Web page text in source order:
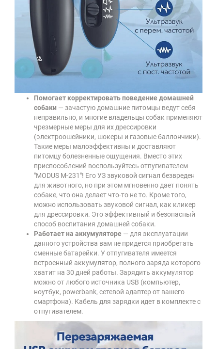
Помогает корректировать поведение домашней
собаки — зачастую домашние питомцы ведут себя
неправильно, и многие владельцы собак применяют
чрезмерные меры для их дрессировки
(электроошейники, шокеры и газовые баллончики).
Такие меры малоэффективны и доставляют
питомцу болезненные ощущения. Вместо этих
приспособлений воспользуйтесь отпугивателем
"MODUS М-231"! Его УЗ звуковой сигнал безвреден
для животного, но при этом мгновенно дает понять
собаке, что она делает что-то не то. Кроме того,
можно использовать звуковой сигнал, как кликер
для дрессировки. Это эффективный и безопасный
способ воспитания домашней собаки.
Работает на аккумуляторе — для эксплуатации
данного устройства вам не придется приобретать
сменные батарейки. У отпугивателя имеется
встроенный аккумулятор, полного заряда которого
хватит на 30 дней работы. Зарядить аккумулятор
можно от любого источника USB (компьютер,
ноутбук, powerbank, сетевой адаптер от вашего
смартфона). Кабель для зарядки идет в комплекте с
отпугивателем.